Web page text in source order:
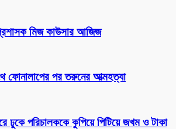
মিজ কাউসার আজিজ
ফোনালাপের পর তরুনের আত্মহত্যা
ঢুকে পরিচালককে কুপিয়ে পিটিয়ে জখম ও টাকা